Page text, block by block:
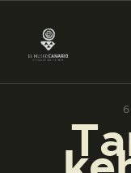
DAS